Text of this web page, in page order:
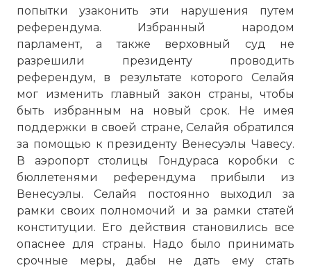
попытки узаконить эти нарушения путем
референдума. Избранный народом
парламент, а также верховный суд не
разрешили президенту проводить
референдум, в результате которого Селайя
мог изменить главный закон страны, чтобы
быть избранным на новый срок. Не имея
поддержки в своей стране, Селайя обратился
за помощью к президенту Венесуэлы Чавесу.
В аэропорт столицы Гондураса коробки с
бюллетенями референдума прибыли из
Венесуэлы. Селайя постоянно выходил за
рамки своих полномочий и за рамки статей
конституции. Его действия становились все
опаснее для страны. Надо было принимать
срочные меры, дабы не дать ему стать
☓